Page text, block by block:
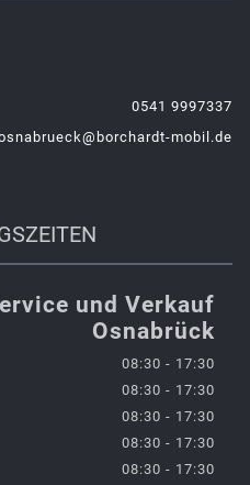
0541 9997337
mobil.de
und Verkauf
Osnabrück
08:30 - 17:30
08:30 - 17:30
08:30 - 17:30
08:30 - 17:30
08:30 - 17:30